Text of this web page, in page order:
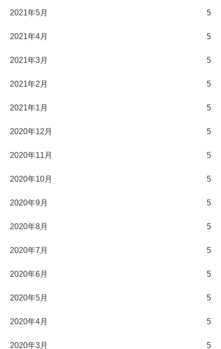
2021年5月 5
2021年4月 5
2021年3月 5
2021年2月 5
2021年1月 5
2020年12月 5
2020年11月 5
2020年10月 5
2020年9月 5
2020年8月 5
2020年7月 5
2020年6月 5
2020年5月 5
2020年4月 5
2020年3月 5